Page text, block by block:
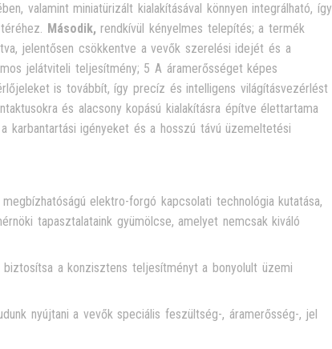
valamint miniatürizált kialakításával könnyen integrálható, így
Második,rendkívül kényelmes telepítés; a termék
jelentősen csökkentve a vevők szerelési idejét és a
jelátviteli teljesítmény; 5 A áramerősséget képes
is továbbít, így precíz és intelligens világításvezérlést
és alacsony kopású kialakításra építve élettartama
igényeket és a hosszú távú üzemeltetési
elektro-forgó kapcsolati technológia kutatása,
tapasztalataink gyümölcse, amelyet nemcsak kiváló
a konzisztens teljesítményt a bonyolult üzemi
nyújtani a vevők speciális feszültség-, áramerősség-, jel